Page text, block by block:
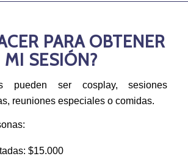
PARA OBTENER
MI SESIÓN?
pueden ser cosplay, sesiones
reuniones especiales o comidas.
$15.000